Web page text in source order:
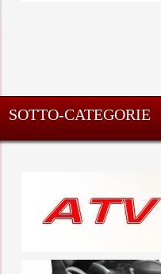
SOTTO-CATEGORIE